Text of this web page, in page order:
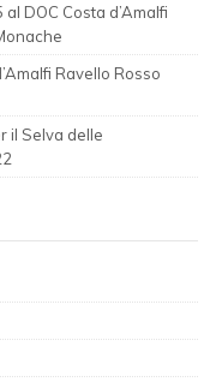
DOC Costa d’Amalfi
Ravello Rosso
il Selva delle